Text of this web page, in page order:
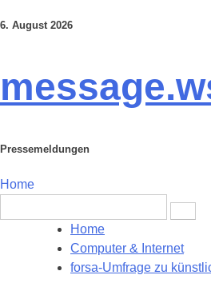
Skip
6. August 2026
Pressemeldungen
Home
for:
Home
Computer & Internet
forsa-Umfrage zu